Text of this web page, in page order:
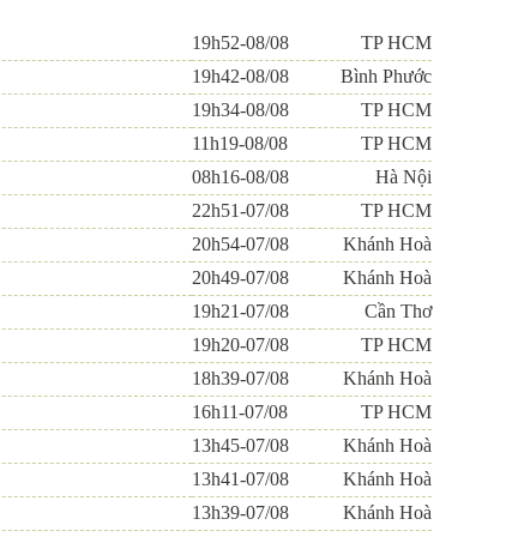
19h52-08/08
TP HCM
19h42-08/08
Bình Phước
19h34-08/08
TP HCM
11h19-08/08
TP HCM
08h16-08/08
Hà Nội
22h51-07/08
TP HCM
20h54-07/08
Khánh Hoà
20h49-07/08
Khánh Hoà
19h21-07/08
Cần Thơ
19h20-07/08
TP HCM
18h39-07/08
Khánh Hoà
16h11-07/08
TP HCM
13h45-07/08
Khánh Hoà
13h41-07/08
Khánh Hoà
13h39-07/08 Khánh Hoà